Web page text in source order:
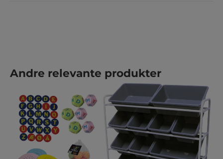
Hopp over produktgalleri
Andre relevante produkter